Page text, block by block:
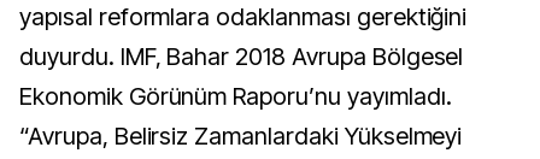
yapısal reformlara odaklanması gerektiğini
duyurdu. IMF, Bahar 2018 Avrupa Bölgesel
Ekonomik Görünüm Raporu’nu yayımladı.
“Avrupa, Belirsiz Zamanlardaki Yükselmeyi